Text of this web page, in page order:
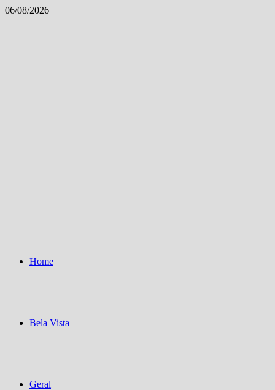
Skip
06/08/2026
Home
Bela Vista
Geral